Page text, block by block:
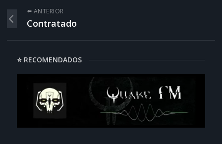
⬅️ ANTERIOR
Contratado
⭐ RECOMENDADOS